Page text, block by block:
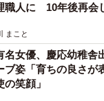
職人に 10年後再会
まこと
名女優、慶応幼稚舎
ブ姿「育ちの良さが
の笑顔」